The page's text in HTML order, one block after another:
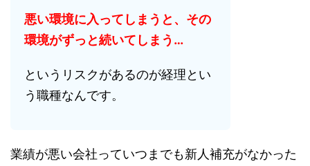
悪い環境に入ってしまうと、その
環境がずっと続いてしまう…
というリスクがあるのが経理とい
う職種なんです。
業績が悪い会社っていつまでも新人補充がなかった